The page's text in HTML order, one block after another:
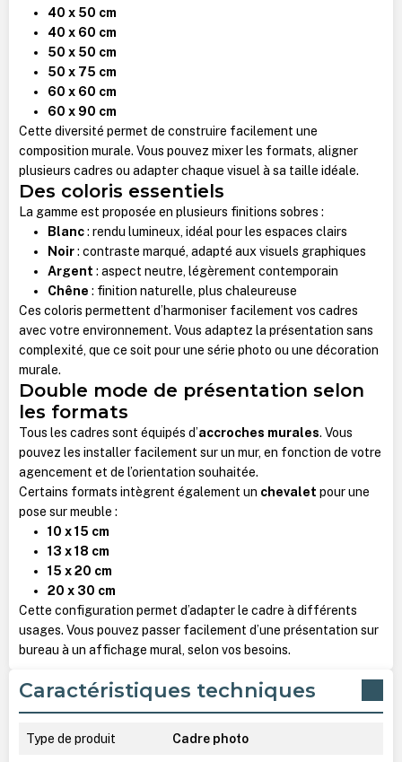
40 x 50 cm
40 x 60 cm
50 x 50 cm
50 x 75 cm
60 x 60 cm
60 x 90 cm
Cette diversité permet de construire facilement une
composition murale. Vous pouvez mixer les formats, aligner
plusieurs cadres ou adapter chaque visuel à sa taille idéale.
Des coloris essentiels
La gamme est proposée en plusieurs finitions sobres :
Blanc: rendu lumineux, idéal pour les espaces clairs
Noir: contraste marqué, adapté aux visuels graphiques
Argent : aspect neutre, légèrement contemporain
Chêne : finition naturelle, plus chaleureuse
Ces coloris permettent d’harmoniser facilement vos cadres
avec votre environnement. Vous adaptez la présentation sans
complexité, que ce soit pour une série photo ou une décoration
murale.
Double mode de présentation selon
les formats
Tous les cadres sont équipés d’accroches murales. Vous
pouvez les installer facilement sur un mur, en fonction de votre
agencement et de l’orientation souhaitée.
Certains formats intègrent également un chevalet pour une
pose sur meuble :
10 x 15 cm
13 x 18 cm
15 x 20 cm
20 x 30 cm
Cette configuration permet d’adapter le cadre à différents
usages. Vous pouvez passer facilement d’une présentation sur
bureau à un affichage mural, selon vos besoins.
Caractéristiques techniques
Type de produit Cadre photo